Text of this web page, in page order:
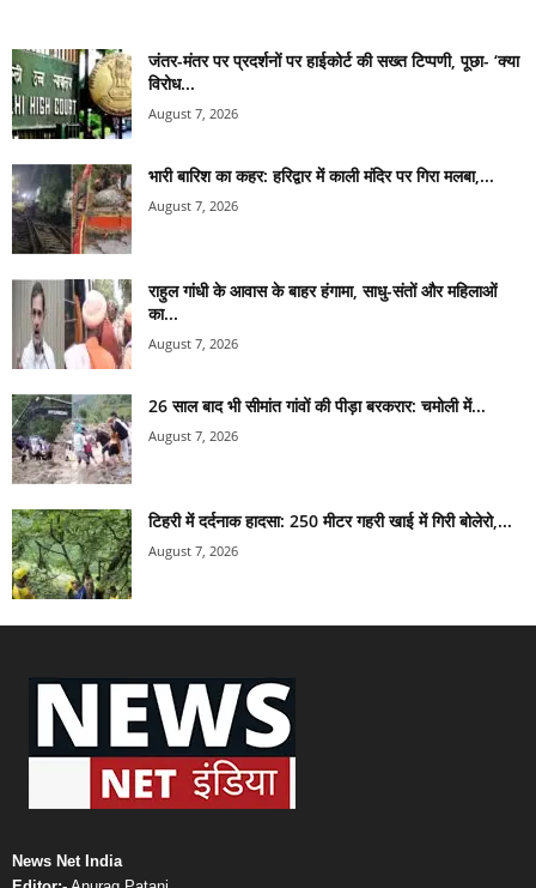
जंतर-मंतर पर प्रदर्शनों पर हाईकोर्ट की सख्त टिप्पणी, पूछा- ‘क्या
विरोध...
August 7, 2026
भारी बारिश का कहर: हरिद्वार में काली मंदिर पर गिरा मलबा,...
August 7, 2026
राहुल गांधी के आवास के बाहर हंगामा, साधु-संतों और महिलाओं
का...
August 7, 2026
26 साल बाद भी सीमांत गांवों की पीड़ा बरकरार: चमोली में...
August 7, 2026
टिहरी में दर्दनाक हादसा: 250 मीटर गहरी खाई में गिरी बोलेरो,...
August 7, 2026
News Net India